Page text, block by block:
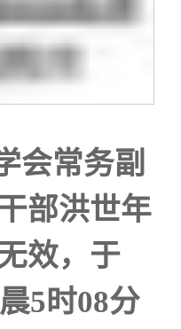
会常务副
部洪世年
效，于
5时08分